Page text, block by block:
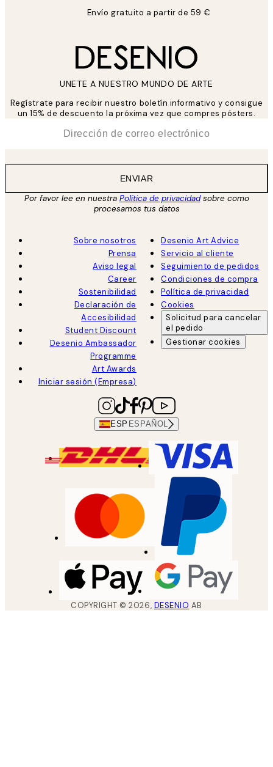
Envío gratuito a partir de 59 €
UNETE A NUESTRO MUNDO DE ARTE
Regístrate para recibir nuestro boletín informativo y consigue
un 15% de descuento la próxima vez que compres pósters.
ENVIAR
Por favor lee en nuestra Política de privacidadsobre como
procesamos tus datos
Sobre nosotros
Prensa
Aviso legal
Career
Sostenibilidad
Declaración de
Accesibilidad
Student Discount
Desenio Ambassador
Programme
Art Awards
Iniciar sesión (Empresa)
Desenio Art Advice
Servicio al cliente
Seguimiento de pedidos
Condiciones de compra
Política de privacidad
Cookies
Solicitud para cancelar
el pedido
Gestionar cookies
ESP ESPAÑOL
COPYRIGHT ©2026, DESENIO AB